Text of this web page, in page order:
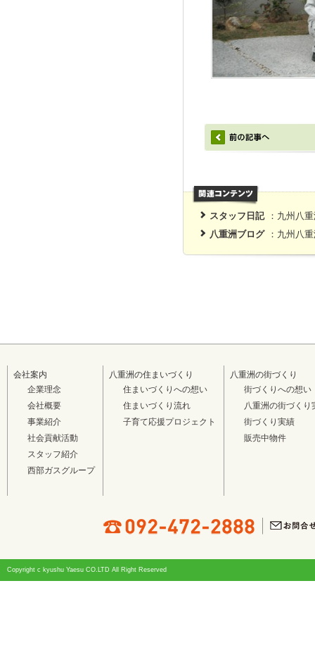
スタッフ日記
：九州八
八重洲ブログ
：九州八
会社案内
企業理念
会社概要
事業紹介
社会貢献活動
スタッフ紹介
西部ガスグループ
八重洲の住まいづくり
住まいづくりへの想い
住まいづくり流れ
子育て応援プロジェクト
八重洲の街づくり
街づくりへの想い
八重洲の街づくり
街づくり実績
販売中物件
Copyright c kyushu Yaesu CO.LTD All Right Reserved